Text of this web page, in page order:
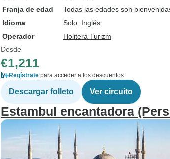
Franja de edad
Todas las edades son
Idioma
Solo: Inglés
Operador
Holitera Turizm
Desde
€1,211
Regístrate para acceder a los descuentos
Descargar folleto Ver circuito
Estambul encantadora